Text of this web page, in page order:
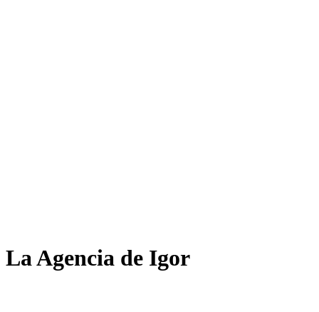
La Agencia de Igor